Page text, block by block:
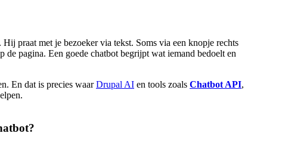
Hij praat met je bezoeker via tekst. Soms via een knopje rechts
de pagina. Een goede chatbot begrijpt wat iemand bedoelt en
En dat is precies waarDrupal AI en tools zoals Chatbot API,